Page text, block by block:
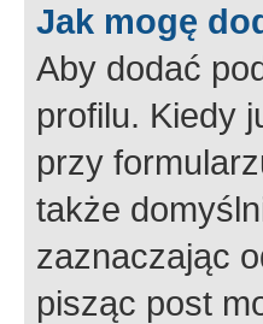
Jak mogę
Aby dodać
profilu. Kiedy
przy
także
zaznaczając
pisząc post